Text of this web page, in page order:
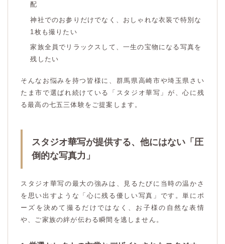
配
神社でのお参りだけでなく、おしゃれな衣装で特別な
1枚も撮りたい
家族全員でリラックスして、一生の宝物になる写真を
残したい
そんなお悩みを持つ皆様に、群馬県高崎市や埼玉県さい
たま市で選ばれ続けている「スタジオ華写」が、心に残
る最高の七五三体験をご提案します。
スタジオ華写が提供する、他にはない「圧
倒的な写真力」
スタジオ華写の最大の強みは、見るたびに当時の温かさ
を思い出すような「心に残る優しい写真」です。単にポ
ーズを決めて撮るだけではなく、お子様の自然な表情
や、ご家族の絆が伝わる瞬間を逃しません。